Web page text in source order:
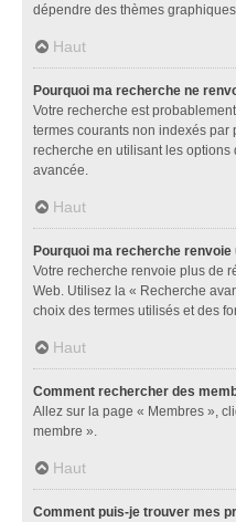
dépendre des thèmes
Haut
Pourquoi ma recherche ne
Votre recherche est
termes courants non indexés par
recherche en utilisant les
avancée.
Haut
Pourquoi ma recherche renvoie
Votre recherche renvoie plus de
Web. Utilisez la « Recherche
choix des termes utilisés et des
Haut
Comment rechercher des
Allez sur la page « Membres »,
membre ».
Haut
Comment puis-je trouver mes